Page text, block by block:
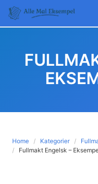
Skip
content
Home Kategorier
Fullmakt Engelsk –